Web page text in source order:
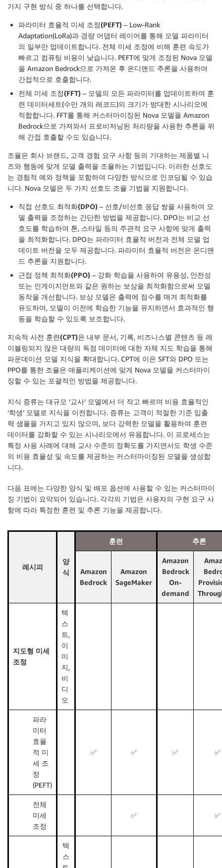
가지 구현 방식 중 하나를 선택합니다.
파라미터 효율적 미세 조정(PEFT) – Low-Rank
Adaptation(LoRa)과 경량 어댑터 레이어를 통해 모델 파라미터
의 일부만 업데이트합니다. 전체 미세 조정에 비해 훈련 속도가
빠르고 컴퓨팅 비용이 낮습니다. PEFT에 맞게 조정된 Nova 모델
을 Amazon Bedrock으로 가져온 후 온디맨드 추론을 사용하여
간접적으로 호출합니다.
전체 미세 조정(FFT) – 모델의 모든 파라미터를 업데이트하며 훈
련 데이터세트(수만 개의 레코드)의 크기가 방대한 시나리오에
적합합니다. FFT를 통해 커스터마이징된 Nova 모델을 Amazon
Bedrock으로 가져와서 프로비저닝된 처리량을 사용한 추론을 위
해 간접 호출할 수도 있습니다.
조율은 회사 브랜드, 고객 경험 요구 사항 등의 기대하는 제품별 니
즈와 행동에 맞게 모델 출력을 조율하는 기법입니다. 이러한 선호도
는 경험적 예와 정책을 포함하여 다양한 방식으로 인코딩될 수 있습
니다. Nova 모델은 두 가지 선호도 조율 기법을 지원합니다.
직접 선호도 최적화(DPO) – 선호/비선호 응답 쌍을 사용하여 모
델 출력을 조정하는 간단한 방법을 제공합니다. DPO는 비교 선
호도를 학습하여 톤, 스타일 등의 주관적 요구 사항에 맞게 출력
을 최적화합니다. DPO는 파라미터 효율적 버전과 전체 모델 업
데이트 버전을 모두 제공합니다. 파라미터 효율적 버전은 온디맨
드 추론을 지원합니다.
근접 정책 최적화(PPO) – 강화 학습을 사용하여 유용성, 안전성
또는 인게이지먼트와 같은 원하는 보상을 최적화함으로써 모델
동작을 개선합니다. 보상 모델은 출력에 점수를 매겨 최적화를
유도하며, 모델이 이전에 학습한 기능을 유지하면서 효과적인 행
동을 학습할 수 있도록 보조합니다.
지속적 사전 훈련(CPT)은 내부 문서, 기록, 비즈니스별 콘텐츠 등 레
이블링되지 않은 대량의 독점 데이터에 대한 자체 지도 학습을 통해
파운데이션 모델 지식을 확대합니다. CPT에 이은 SFT와 DPO 또는
PPO를 통한 조율은 애플리케이션에 맞게 Nova 모델을 커스터마이
징할 수 있는 포괄적인 방법을 제공합니다.
지식 증류는 대규모 ‘교사’ 모델에서 더 작고 빠르며 비용 효율적인
‘학생’ 모델로 지식을 이전합니다. 증류는 고객이 적절한 기준 입출
력 샘플을 가지고 있지 않으며, 보다 강력한 모델을 활용하여 훈련
데이터를 강화할 수 있는 시나리오에서 유용합니다. 이 프로세스는
특정 사용 사례에 대해 교사 수준의 정확도를 가지면서도 학생 수준
의 비용 효율성 및 속도를 제공하는 커스터마이징된 모델을 생성합
니다.
다음 표에는 다양한 양식 및 배포 옵션에 사용할 수 있는 커스터마이
징 기법이 요약되어 있습니다. 각각의 기법은 사용자의 구현 요구 사
항에 따라 특정한 훈련 및 추론 기능을 제공합니다.
레시피
양
식
훈련 추론
Amazon
Bedrock
Amazon
SageMaker
Amazon
Bedrock
On-
demand
지도형 미세
조정
텍
스
트,
이
미
지,
비
디
오
파라
미터
효율
적 미
세 조
정
(PEFT)
✅ ✅ ✅ ✅
전체
미세
조정
✅ ✅
텍
스